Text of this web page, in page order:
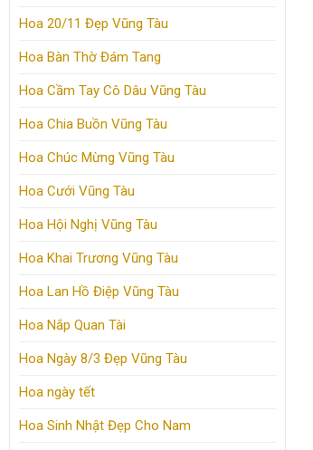
Hoa 20/11 Đẹp Vũng Tàu
Hoa Bàn Thờ Đám Tang
Hoa Cầm Tay Cô Dâu Vũng Tàu
Hoa Chia Buồn Vũng Tàu
Hoa Chúc Mừng Vũng Tàu
Hoa Cưới Vũng Tàu
Hoa Hội Nghị Vũng Tàu
Hoa Khai Trương Vũng Tàu
Hoa Lan Hồ Điệp Vũng Tàu
Hoa Nắp Quan Tài
Hoa Ngày 8/3 Đẹp Vũng Tàu
Hoa ngày tết
Hoa Sinh Nhật Đẹp Cho Nam